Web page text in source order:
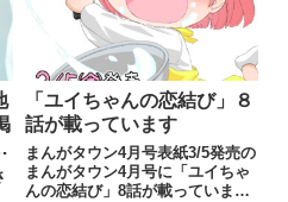
「ユイちゃんの恋結び」８
話が載っています
まんがタウン4月号表紙3/5発売の
まんがタウン4月号に「ユイちゃ
んの恋結び」8話が載っています!